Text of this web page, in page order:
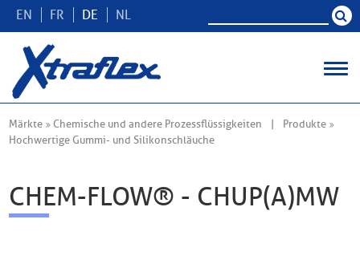
EN FR DE NL
Märkte Chemische und andere Prozessflüssigkeiten
Produkte
Hochwertige Gummi- und Silikonschläuche
CHEM-FLOW® - CHUP(A)MW